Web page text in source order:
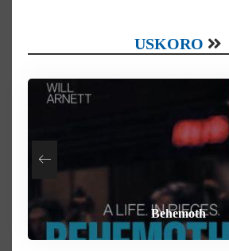
USKORO
Heart of the Beast
Behemoth
How To Rob A Bank
By Any Means